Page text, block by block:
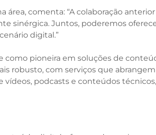
área, comenta: “A colaboração
sinérgica. Juntos, poderemos
digital.”
como pioneira em soluções de
robusto, com serviços que
podcasts e conteúdos